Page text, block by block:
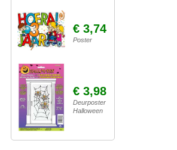
€ 3,74
Poster
€ 3,98
Deurposter
Halloween